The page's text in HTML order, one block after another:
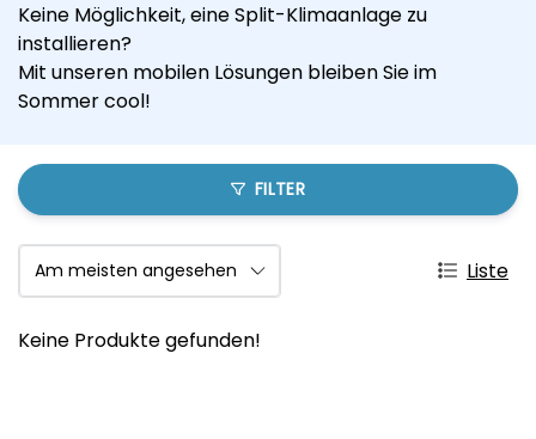
Keine Möglichkeit, eine Split-Klimaanlage zu
installieren?
Mit unseren mobilen Lösungen bleiben Sie im
Sommer cool!
FILTER
Liste
Keine Produkte gefunden!